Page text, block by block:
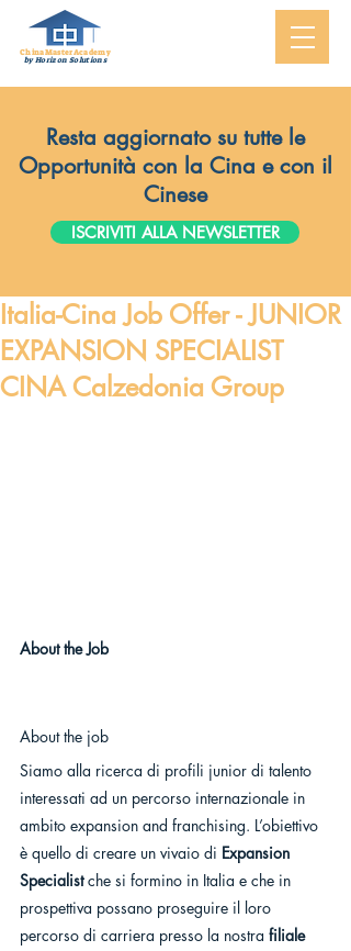
ChinaMasterAcademy
by Horizon Solutions
Resta aggiornato su tutte le
Opportunità con la Cina e con il
Cinese
ISCRIVITI ALLA NEWSLETTER
Italia-Cina Job Offer - JUNIOR
EXPANSION SPECIALIST
CINA Calzedonia Group
About the Job
About the job
Siamo alla ricerca di profili junior di talento
interessati ad un percorso internazionale in
ambito expansion and franchising. L’obiettivo
è quello di creare un vivaio di Expansion
Specialist che si formino in Italia e che in
prospettiva possano proseguire il loro
percorso di carriera presso la nostra filiale